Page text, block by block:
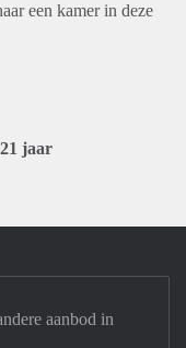
een kamer in deze
jaar
aanbod in